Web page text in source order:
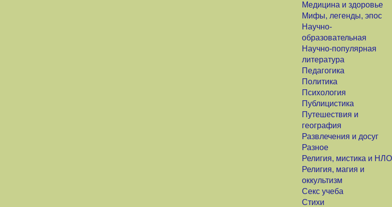
Медицина и здоровье
Мифы, легенды, эпос
Научно-
образовательная
Научно-популярная
литература
Педагогика
Политика
Психология
Публицистика
Путешествия и
география
Развлечения и досуг
Разное
Религия, мистика и НЛО
Религия, магия и
оккультизм
Секс учеба
Стихи